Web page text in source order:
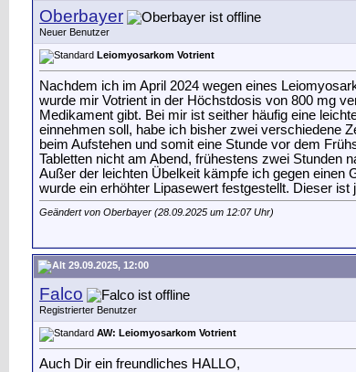
Oberbayer
Neuer Benutzer
Leiomyosarkom Votrient
Nachdem ich im April 2024 wegen eines
wurde mir Votrient in der Höchstdosis von 800 mg
Medikament gibt. Bei mir ist seither häufig eine
einnehmen soll, habe ich bisher zwei verschiedene
beim Aufstehen und somit eine Stunde vor dem
Tabletten nicht am Abend, frühestens zwei Stunden
Außer der leichten Übelkeit kämpfe ich gegen einen
wurde ein erhöhter Lipasewert festgestellt. Dieser
Geändert von Oberbayer (28.09.2025 um 12:07Uhr)
29.09.2025, 12:00
Falco
Registrierter Benutzer
AW: Leiomyosarkom Votrient
Auch Dir ein freundliches HALLO,